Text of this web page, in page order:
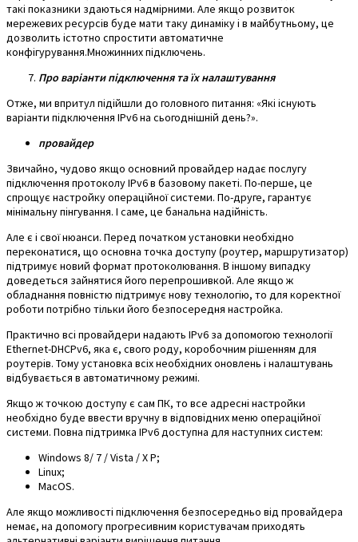
такі показники здаються надмірними. Але якщо розвиток
мережевих ресурсів буде мати таку динаміку і в майбутньому, це
дозволить істотно спростити автоматичне
конфігурування.Множинних підключень.
Про варіанти підключення та їх налаштування
Отже, ми впритул підійшли до головного питання: «Які існують
варіанти підключення IPv6 на сьогоднішній день?».
провайдер
Звичайно, чудово якщо основний провайдер надає послугу
підключення протоколу IPv6 в базовому пакеті. По-перше, це
спрощує настройку операційної системи. По-друге, гарантує
мінімальну пінгування. І саме, це банальна надійність.
Але є і свої нюанси. Перед початком установки необхідно
переконатися, що основна точка доступу (роутер, маршрутизатор)
підтримує новий формат протоколювання. В іншому випадку
доведеться зайнятися його перепрошивкой. Але якщо ж
обладнання повністю підтримує нову технологію, то для коректної
роботи потрібно тільки його безпосередня настройка.
Практично всі провайдери надають IPv6 за допомогою технології
Ethernet-DHCPv6, яка є, свого роду, коробочним рішенням для
роутерів. Тому установка всіх необхідних оновлень і налаштувань
відбувається в автоматичному режимі.
Якщо ж точкою доступу є сам ПК, то все адресні настройки
необхідно буде ввести вручну в відповідних меню операційної
системи. Повна підтримка IPv6 доступна для наступних систем:
Windows 8/ 7 / Vista / XР;
Linux;
MacOS.
Але якщо можливості підключення безпосередньо від провайдера
немає, на допомогу прогресивним користувачам приходять